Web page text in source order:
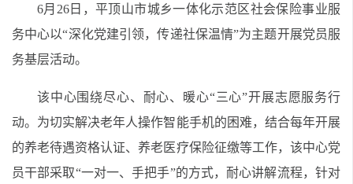
6月26日，平顶山市城乡一体化示范区社会保险事业服
务中心以“深化党建引领，传递社保温情”为主题开展党员服
务基层活动。
该中心围绕尽心、耐心、暖心“三心”开展志愿服务行
动。为切实解决老年人操作智能手机的困难，结合每年开展
的养老待遇资格认证、养老医疗保险征缴等工作，该中心党
员干部采取“一对一、手把手”的方式，耐心讲解流程，针对